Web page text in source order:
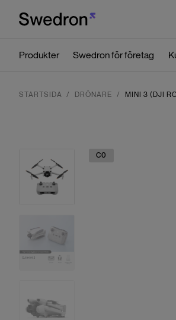
Produkter Swedron för företag
STARTSIDA DRÖNARE MINI 3 (DJI
C0